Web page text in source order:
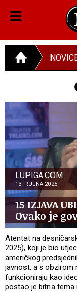
LUPIGA.COM
13. RUJNA 2025.
15 IZJAVA
Ovako je
Atentat na
2025), koji je bio
američkog
javnost, a s obzirom
funkcioniraju kao
postao je bitna tema